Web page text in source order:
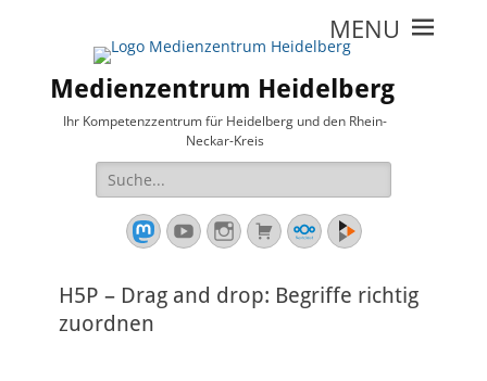
Medienzentrum Heidelberg
Ihr Kompetenzzentrum für Heidelberg und den Rhein-
Neckar-Kreis
Suche
nach:
Mastodon
YouTubeInstagramWarenkorb
CloudPeertube
H5P – Drag and drop: Begriffe richtig
zuordnen